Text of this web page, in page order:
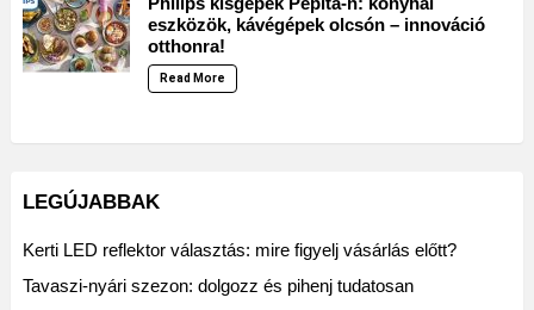
eszközök, kávégépek olcsón – innováció
otthonra!
Read More
LEGÚJABBAK
Kerti LED reflektor választás: mire figyelj vásárlás előtt?
Tavaszi-nyári szezon: dolgozz és pihenj tudatosan